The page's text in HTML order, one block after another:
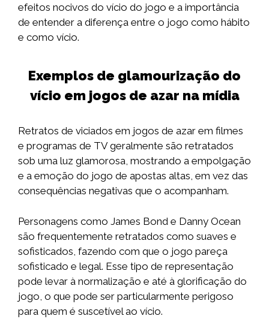
efeitos nocivos do vício do jogo e a importância
de entender a diferença entre o jogo como hábito
e como vício.
Exemplos de glamourização do
vício em jogos de azar na mídia
Retratos de viciados em jogos de azar em filmes
e programas de TV geralmente são retratados
sob uma luz glamorosa, mostrando a empolgação
e a emoção do jogo de apostas altas, em vez das
consequências negativas que o acompanham.
Personagens como James Bond e Danny Ocean
são frequentemente retratados como suaves e
sofisticados, fazendo com que o jogo pareça
sofisticado e legal. Esse tipo de representação
pode levar à normalização e até à glorificação do
jogo, o que pode ser particularmente perigoso
para quem é suscetível ao vício.